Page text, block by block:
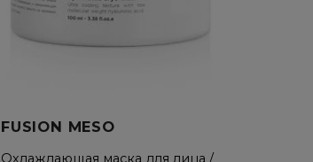
FUSION MESO
Охлаждающая маска для лица /